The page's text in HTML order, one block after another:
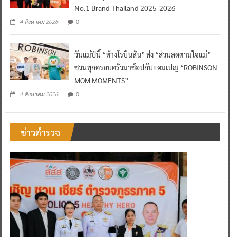
No.1 Brand Thailand 2025-2026
4 สิงหาคม 2026 0
วันแม่ปีนี้ “ห้างโรบินสัน” ส่ง “ส่วนลดตามใจแม่”
ชวนทุกครอบครัวมาช้อปกับแคมเปญ “ROBINSON
MOM MOMENTS”
4 สิงหาคม 2026 0
ข่าวตำรวจ